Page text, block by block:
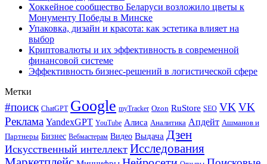
Хоккейное сообщество Беларуси возложило цветы к
Монументу Победы в Минске
Упаковка, дизайн и красота: как эстетика влияет на
выбор
Криптовалюты и их эффективность в современной
финансовой системе
Эффективность бизнес-решений в логистической сфере
Метки
#поиск ChatGPT Google myTracker Ozon RuStore SEO VK VK
Реклама YandexGPT YouTube Алиса Аналитика Апдейт Ашманов и
Партнеры Бизнес Вебмастерам Видео Выдача Дзен
Искусственный интеллект Исследования